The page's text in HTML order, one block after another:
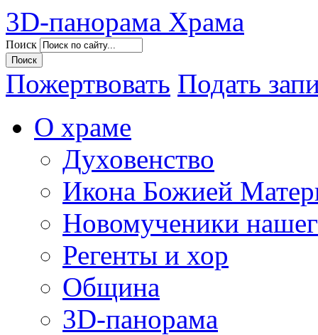
3D-панорама Храма
Поиск
Пожертвовать Подать
О храме
Духовенство
Икона Божией
Новомученики
Регенты и хор
Община
3D-панорама